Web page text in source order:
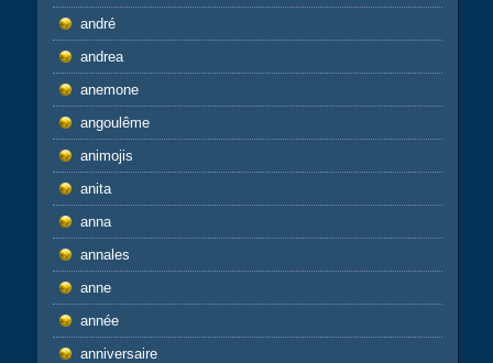
andré
andrea
anemone
angoulême
animojis
anita
anna
annales
anne
année
anniversaire